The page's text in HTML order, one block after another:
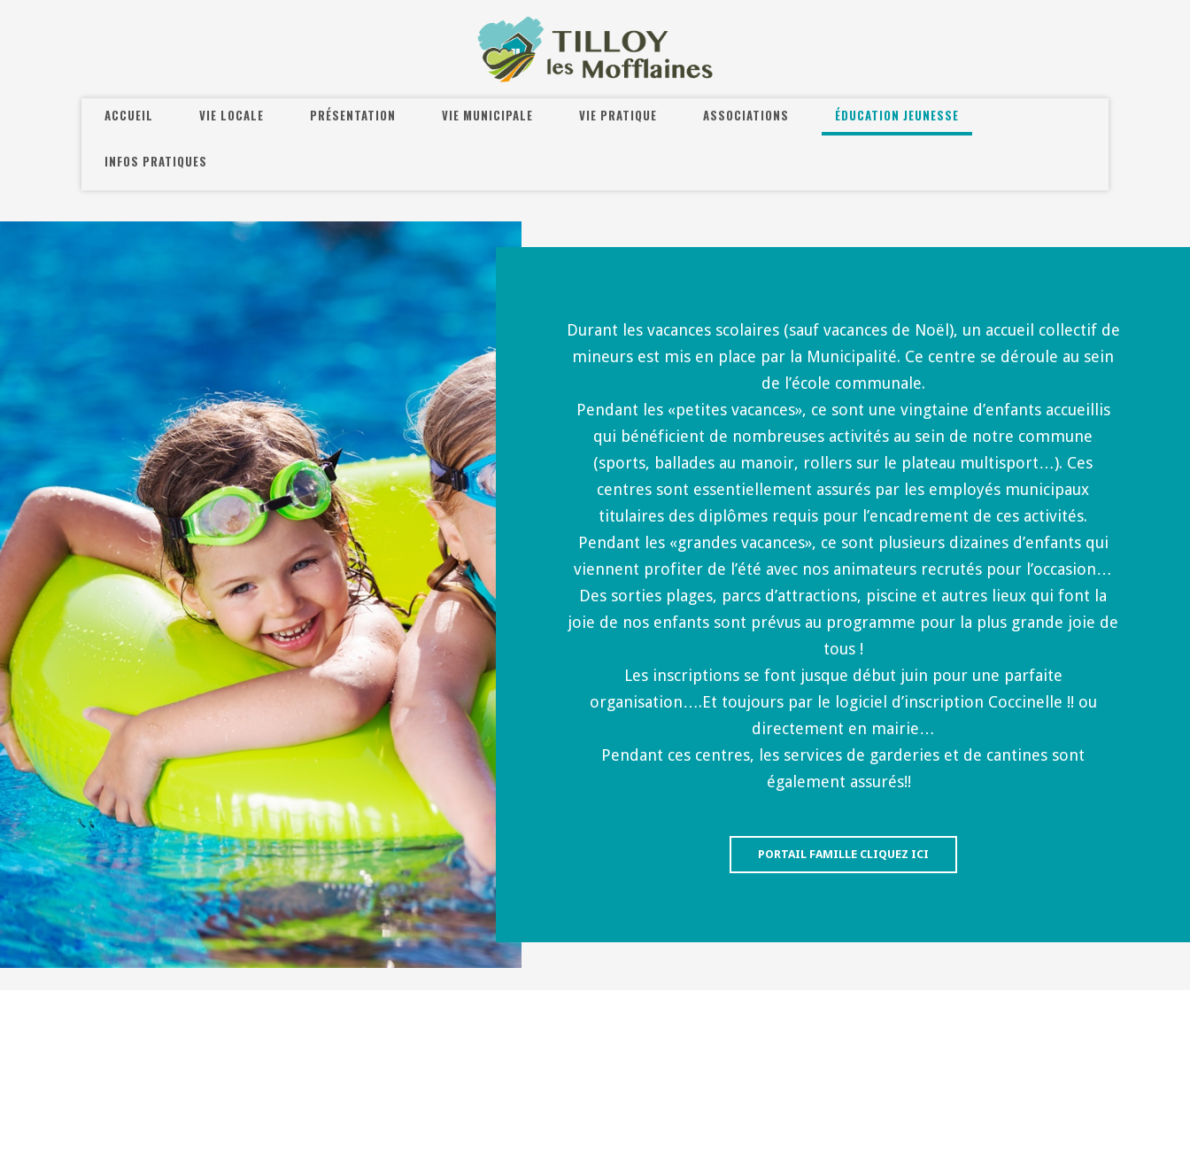
ACCUEIL VIE LOCALE PRÉSENTATION VIE MUNICIPALE VIE PRATIQUE ASSOCIATIONS ÉDUCATION JEUNESSE
INFOS PRATIQUES
Durant les vacances scolaires (sauf vacances de Noël), un accueil collectif de
mineurs est mis en place par la Municipalité. Ce centre se déroule au sein
de l’école communale.
Pendant les «petites vacances», ce sont une vingtaine d’enfants accueillis
qui bénéficient de nombreuses activités au sein de notre commune
(sports, ballades au manoir, rollers sur le plateau multisport…). Ces
centres sont essentiellement assurés par les employés municipaux
titulaires des diplômes requis pour l’encadrement de ces activités.
Pendant les «grandes vacances», ce sont plusieurs dizaines d’enfants qui
viennent profiter de l’été avec nos animateurs recrutés pour l’occasion…
Des sorties plages, parcs d’attractions, piscine et autres lieux qui font la
joie de nos enfants sont prévus au programme pour la plus grande joie de
tous !
Les inscriptions se font jusque début juin pour une parfaite
organisation….Et toujours par le logiciel d’inscription Coccinelle !! ou
directement en mairie…
Pendant ces centres, les services de garderies et de cantines sont
également assurés!!
PORTAIL FAMILLE CLIQUEZ ICI